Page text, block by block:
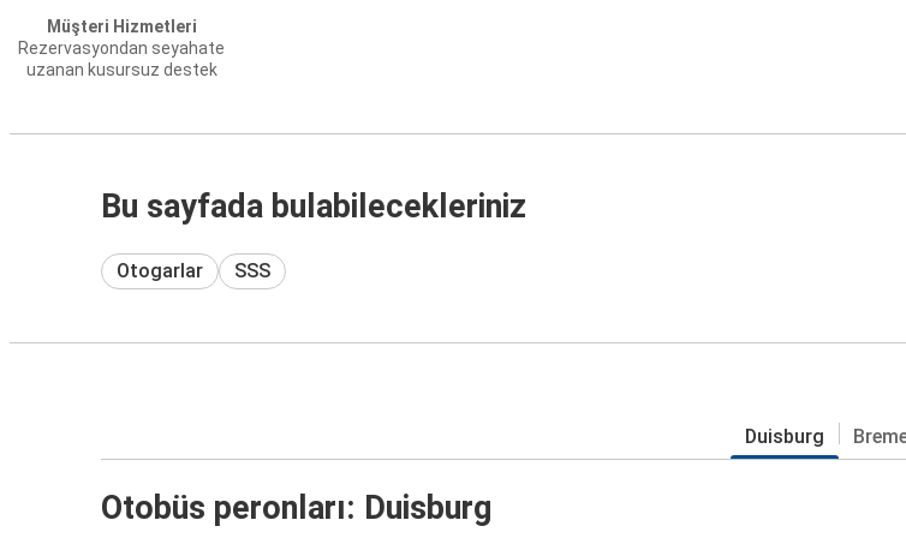
Müşteri Hizmetleri
Rezervasyondan seyahate
uzanan kusursuz destek
Bu sayfada bulabilecekleriniz
Otogarlar SSS
Duisburg
Otobüs peronları: Duisburg